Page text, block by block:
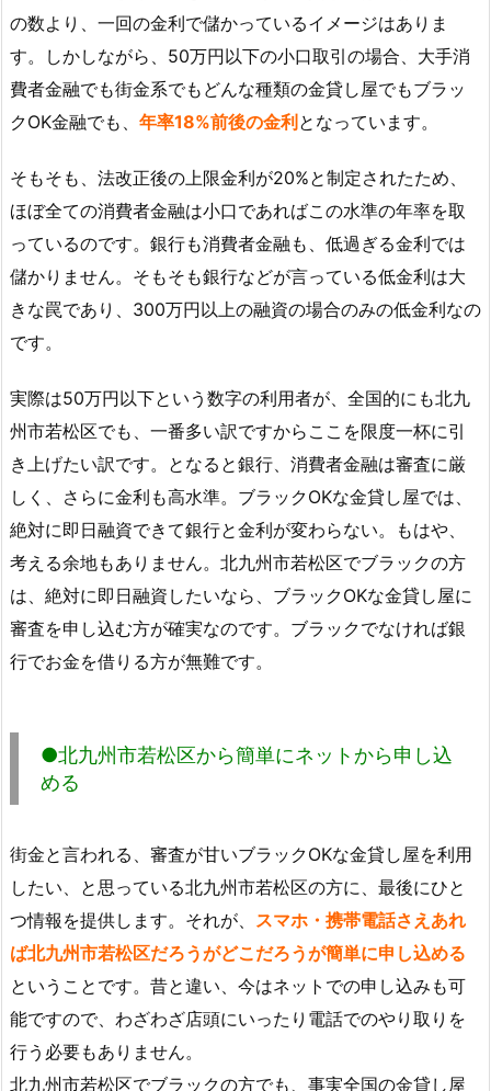
の数より、一回の金利で儲かっているイメージはありま
す。しかしながら、50万円以下の小口取引の場合、大手消
費者金融でも街金系でもどんな種類の金貸し屋でもブラッ
クOK金融でも、 年率18%前後の金利 となっています。
そもそも、法改正後の上限金利が20%と制定されたため、
ほぼ全ての消費者金融は小口であればこの水準の年率を取
っているのです。銀行も消費者金融も、低過ぎる金利では
儲かりません。そもそも銀行などが言っている低金利は大
きな罠であり、300万円以上の融資の場合のみの低金利なの
です。
実際は50万円以下という数字の利用者が、全国的にも北九
州市若松区でも、一番多い訳ですからここを限度一杯に引
き上げたい訳です。となると銀行、消費者金融は審査に厳
しく、さらに金利も高水準。ブラックOKな金貸し屋では、
絶対に即日融資できて銀行と金利が変わらない。もはや、
考える余地もありません。北九州市若松区でブラックの方
は、絶対に即日融資したいなら、ブラックOKな金貸し屋に
審査を申し込む方が確実なのです。ブラックでなければ銀
行でお金を借りる方が無難です。
●北九州市若松区から簡単にネットから申し込
める
街金と言われる、審査が甘いブラックOKな金貸し屋を利用
したい、と思っている北九州市若松区の方に、最後にひと
つ情報を提供します。それが、 スマホ・携帯電話さえあれ
ば北九州市若松区だろうがどこだろうが簡単に申し込める
ということです。昔と違い、今はネットでの申し込みも可
能ですので、わざわざ店頭にいったり電話でのやり取りを
行う必要もありません。
北九州市若松区でブラックの方でも、事実全国の金貸し屋